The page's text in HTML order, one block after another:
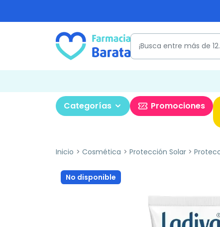
Categorías Promociones
Inicio Cosmética Protección Solar
No disponible